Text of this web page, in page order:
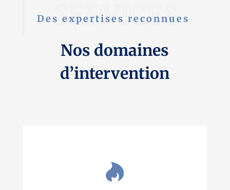
Des expertises reconnues
Nos domaines
d’intervention
